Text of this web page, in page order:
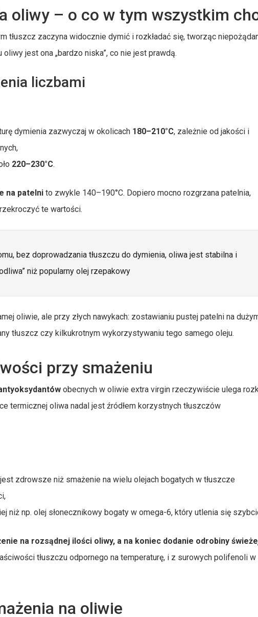
oliwy – o co w tym wszystkim
tłuszcz zaczyna widocznie dymić i rozkładać się, tworząc
jest ona „bardzo niska”, co nie jest prawdą.
liczbami
dymienia zazwyczaj w okolicach 180–210°C, zależnie od jakości i
220–230°C.
na patelni to zwykle 140–190°C. Dopiero mocno rozgrzana patelnia,
te wartości.
bez doprowadzania tłuszczu do dymienia, oliwa jest stabilna i
niż popularny olej rzepakowy
oliwie, ale przy złych nawykach: zostawianiu pustej patelni na
tłuszcz czy kilkukrotnym wykorzystywaniu tego samego oleju.
przy smażeniu
obecnych w oliwie extra virgin rzeczywiście ulega
termicznej oliwa nadal jest źródłem korzystnych tłuszczów
zdrowsze niż smażenie na wielu olejach bogatych w tłuszcze
niż np. olej słonecznikowy bogaty w omega-6, który utlenia się
na rozsądnej ilości oliwy, a na koniec dodanie odrobiny
tłuszczu odpornego na temperaturę, i z surowych polifenoli
na oliwie